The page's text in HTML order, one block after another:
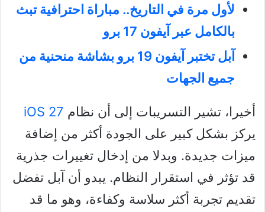
لأول مرة في التاريخ.. مباراة احترافية تبث
بالكامل عبر آيفون 17 برو
آبل تختبر آيفون 19 برو بشاشة منحنية من
جميع الجهات
أخيرا، تشير التسريبات إلى أن نظام iOS 27
يركز بشكل كبير على الجودة أكثر من إضافة
ميزات جديدة. وبدلا من إدخال تغييرات جذرية
قد تؤثر في استقرار النظام. يبدو أن آبل تفضل
تقديم تجربة أكثر سلاسة وكفاءة، وهو ما قد